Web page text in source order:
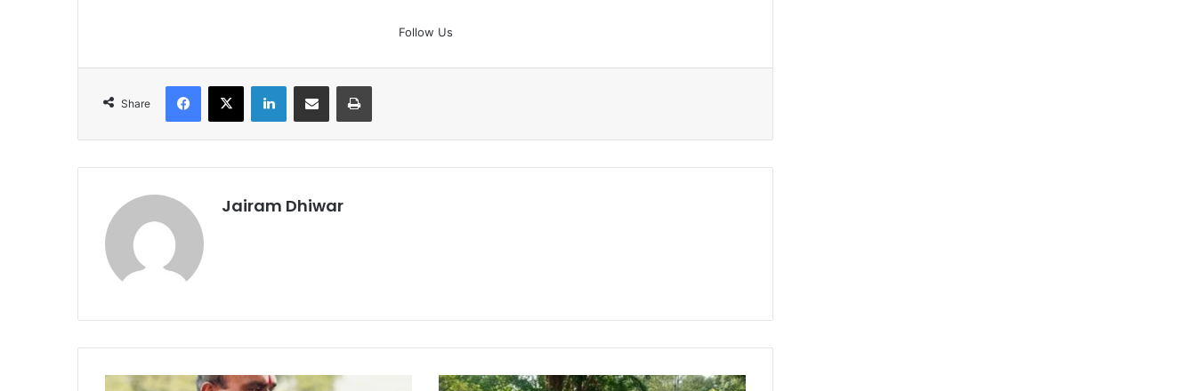
Follow Us
Share
Facebook
X LinkedInShare via Email Print
Jairam Dhiwar
जांजगीर
जांजगीर